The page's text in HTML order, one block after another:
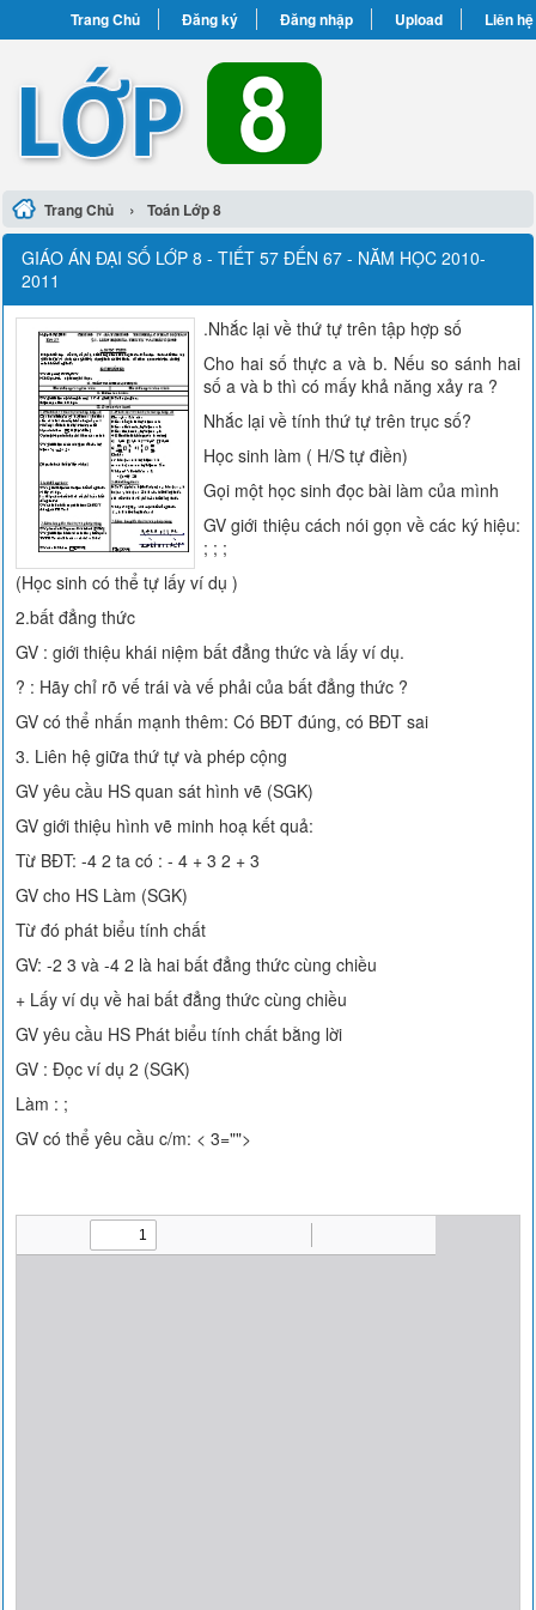
Trang Chủ Đăng ký Đăng nhập Upload Liên hệ
Trang Chủ › Toán Lớp 8
GIÁO ÁN ĐẠI SỐ LỚP 8 - TIẾT 57 ĐẾN 67 - NĂM HỌC 2010-
2011
.Nhắc lại về thứ tự trên tập hợp số
Cho hai số thực a và b. Nếu so sánh hai
số a và b thì có mấy khả năng xảy ra ?
Nhắc lại về tính thứ tự trên trục số?
Học sinh làm ( H/S tự điền)
Gọi một học sinh đọc bài làm của mình
GV giới thiệu cách nói gọn về các ký hiệu:
; ; ;
(Học sinh có thể tự lấy ví dụ )
2.bất đẳng thức
GV : giới thiệu khái niệm bất đẳng thức và lấy ví dụ.
? : Hãy chỉ rõ vế trái và vế phải của bất đẳng thức ?
GV có thể nhấn mạnh thêm: Có BĐT đúng, có BĐT sai
3. Liên hệ giữa thứ tự và phép cộng
GV yêu cầu HS quan sát hình vẽ (SGK)
GV giới thiệu hình vẽ minh hoạ kết quả:
Từ BĐT: -4 2 ta có : - 4 + 3 2 + 3
GV cho HS Làm (SGK)
Từ đó phát biểu tính chất
GV: -2 3 và -4 2 là hai bất đẳng thức cùng chiều
+ Lấy ví dụ về hai bất đẳng thức cùng chiều
GV yêu cầu HS Phát biểu tính chất bằng lời
GV : Đọc ví dụ 2 (SGK)
Làm : ;
GV có thể yêu cầu c/m: < 3="">